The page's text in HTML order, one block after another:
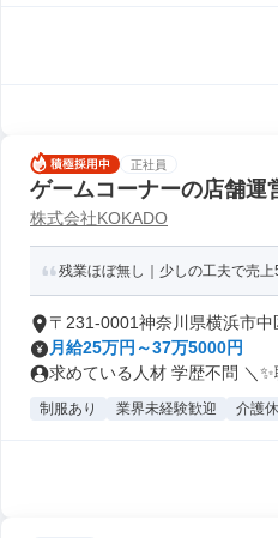
正社員
ゲームコーナーの店舗運
株式会社KOKADO
残業ほぼ無し｜少しの工夫で売
〒231-0001神奈川県横浜市中
月給25万円～37万5000円
求めている人材 学歴不問 ＼
制服あり 業界未経験歓迎 介護